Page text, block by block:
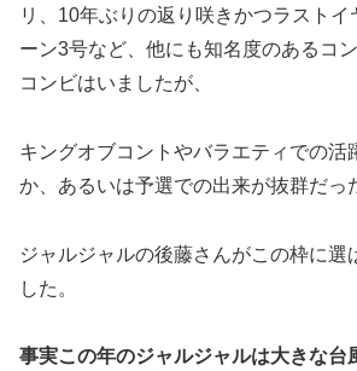
リ、10年ぶりの返り咲きかつラストイ
ーン3号など、他にも知名度のあるコ
コンビはいましたが、
キングオブコントやバラエティでの活
か、あるいは予選での出来が抜群だっ
ジャルジャルの後藤さんがこの枠に選
した。
事実この年のジャルジャルは大きな台